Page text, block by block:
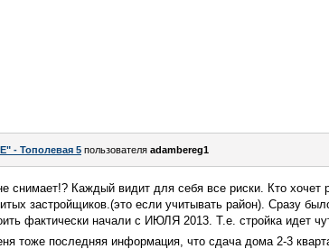
- Тополевая 5 пользователя adambereg1
снимает!? Каждый видит для себя все риски. Кто хочет
застройщиков.(это если учитывать район). Сразу
фактически начали с ИЮЛЯ 2013. Т.е. стройка идет
тоже последняя информация, что сдача дома 2-3